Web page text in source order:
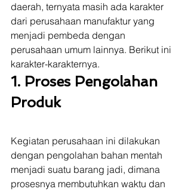
daerah, ternyata masih ada karakter
dari perusahaan manufaktur yang
menjadi pembeda dengan
perusahaan umum lainnya. Berikut ini
karakter-karakternya.
1. Proses Pengolahan
Produk
Kegiatan perusahaan ini dilakukan
dengan pengolahan bahan mentah
menjadi suatu barang jadi, dimana
prosesnya membutuhkan waktu dan